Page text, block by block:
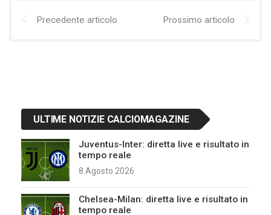
Precedente articolo Prossimo articolo
ULTIME NOTIZIE CALCIOMAGAZINE
Juventus-Inter: diretta live e risultato in
tempo reale
8 Agosto 2026
Chelsea-Milan: diretta live e risultato in
tempo reale